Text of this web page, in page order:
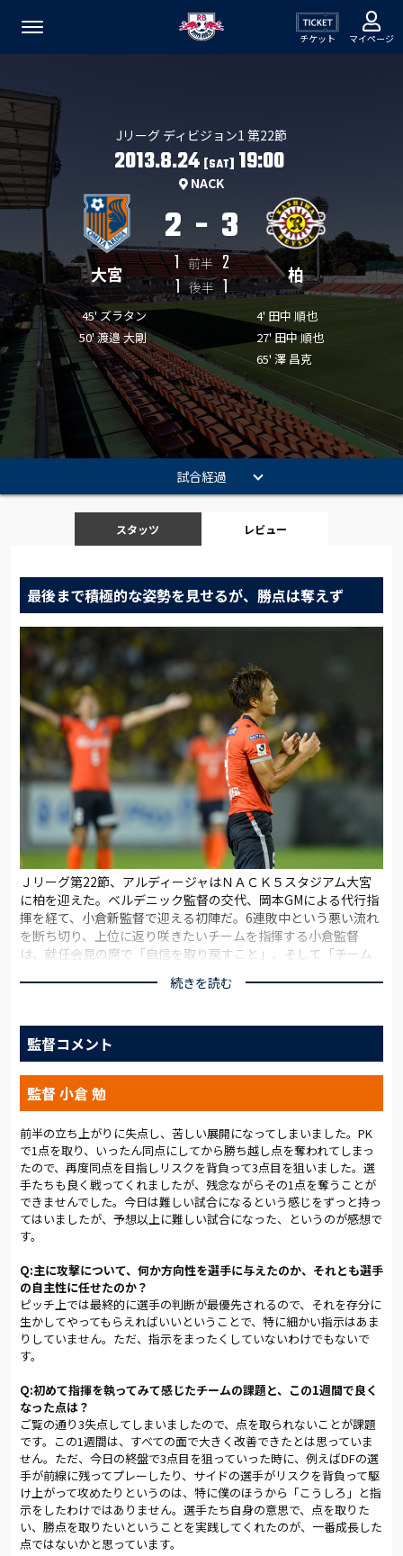
チケット マイページ
Jリーグ ディビジョン1 第22節
2013.8.24 [SAT] 19:00
NACK
大宮
45' ズラタン
50' 渡邉 大剛
2 - 3
1 前半 2
1 後半 1 柏
4' 田中 順也
27' 田中 順也
65' 澤 昌克
試合経過
スタッツ レビュー
最後まで積極的な姿勢を見せるが、勝点は奪えず
Ｊリーグ第22節、アルディージャはＮＡＣＫ５スタジアム大宮
に柏を迎えた。ベルデニック監督の交代、岡本GMによる代行指
揮を経て、小倉新監督で迎える初陣だ。6連敗中という悪い流れ
を断ち切り、上位に返り咲きたいチームを指揮する小倉監督
は、就任会見の席で「自信を取り戻すこと」、そして「チーム
には1万1千人を越す観衆が集まった。アルディージャは今日を
境に再び輝きを放てる。そう信じていたはずだ。試合前、メン
バー発表に続いて小倉監督の名前が読み上げられたときには、
温かい拍手が沸き起こった。ベンチに控える新加入の和田とニ
ールにも期待したい。日本勢として唯一ACLに勝ち残り、3日前
にホームで準々決勝第1戦を戦った柏との一戦は、不安と期待が
交錯するなか19時過ぎにキックオフのホイッスルを聞いた。
試合はいきなりビハインドの展開となる。4分、サイドチェンジ
のパスを奪われると、ジョルジ・ワグネルのパスを受けた田中に
左足でゴール隅を打ち抜かれた。その後もパスを回すことがで
きず、柏の鋭いカウンターを受ける。ジョルジ・ワグネルの強
烈な一撃を北野が懸命にパンチングで弾くなど、一瞬も気の抜
22分、相手の連携ミスを逃さずズラタンが立て続けにチャンス
をつかむが、シュートは枠を捉えることができなかった。する
と5分後、柏のサイドチェンジについていけず失点を重ねてしま
う。狩野のセンタリングのこぼれ球をジョルジ・ワグネルに狙
われ、最後は再び田中に押し込まれてしまった。2点を失ったス
タジアムに重苦しい空気が流れる。
しかし、前半終了間際の45分、アルディージャの希望となる逆
襲の1点が生まれた。縦への素早い展開に走り込んだノヴァコヴ
ィッチに対して、柏のDFがたまらずファウル。西村主審はペナ
ルティスポットを指差した。このPKをズラタンが冷静に決めて1
点差。絶対に追いつけるという期待を抱いてのハーフタイムと
なった。
後半開始早々の50分、膨らみかけた期待が現実となり、スタジ
続きを読む
監督コメント
監督 小倉 勉
前半の立ち上がりに失点し、苦しい展開になってしまいました。PK
で1点を取り、いったん同点にしてから勝ち越し点を奪われてしまっ
たので、再度同点を目指しリスクを背負って3点目を狙いました。選
手たちも良く戦ってくれましたが、残念ながらその1点を奪うことが
できませんでした。今日は難しい試合になるという感じをずっと持っ
てはいましたが、予想以上に難しい試合になった、というのが感想で
す。
Q:主に攻撃について、何か方向性を選手に与えたのか、それとも選手
の自主性に任せたのか？
ピッチ上では最終的に選手の判断が最優先されるので、それを存分に
生かしてやってもらえればいいということで、特に細かい指示はあま
りしていません。ただ、指示をまったくしていないわけでもないで
す。
Q:初めて指揮を執ってみて感じたチームの課題と、この1週間で良く
なった点は？
ご覧の通り3失点してしまいましたので、点を取られないことが課題
です。この1週間は、すべての面で大きく改善できたとは思っていま
せん。ただ、今日の終盤で3点目を狙っていった時に、例えばDFの選
手が前線に残ってプレーしたり、サイドの選手がリスクを背負って駆
け上がって攻めたりというのは、特に僕のほうから「こうしろ」と指
示をしたわけではありません。選手たち自身の意思で、点を取りた
い、勝点を取りたいということを実践してくれたのが、一番成長した
点ではないかと思っています。